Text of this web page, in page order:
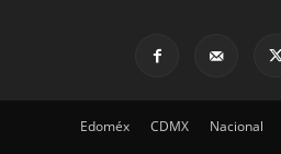
Edoméx CDMX Nacional